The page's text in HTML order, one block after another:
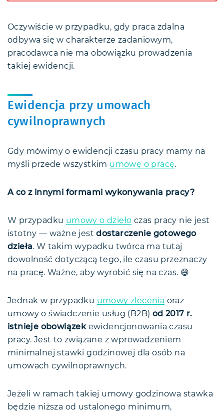
Oczywiście w przypadku, gdy praca zdalna
odbywa się w charakterze zadaniowym,
pracodawca nie ma obowiązku prowadzenia
takiej ewidencji.
Ewidencja przy umowach
cywilnoprawnych
Gdy mówimy o ewidencji czasu pracy mamy na
myśli przede wszystkim umowę o pracę.
A co z innymi formami wykonywania pracy?
W przypadku umowy o dzieło czas pracy nie jest
istotny — ważne jestdostarczenie gotowego
dzieła. W takim wypadku twórca ma tutaj
dowolność dotyczącą tego, ile czasu przeznaczy
na pracę. Ważne, aby wyrobić się na czas. 😄
Jednak w przypadku umowy zlecenia oraz
umowy o świadczenie usług (B2B) od 2017 r.
istnieje obowiązekewidencjonowania czasu
pracy. Jest to związane z wprowadzeniem
minimalnej stawki godzinowej dla osób na
umowach cywilnoprawnych.
Jeżeli w ramach takiej umowy godzinowa stawka
będzie niższa od ustalonego minimum,